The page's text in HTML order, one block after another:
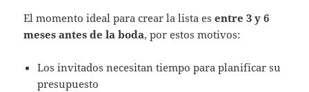
El momento ideal para crear la lista esentre 3 y 6
meses antes de la boda, por estos motivos:
Los invitados necesitan tiempo para planificar su
presupuesto